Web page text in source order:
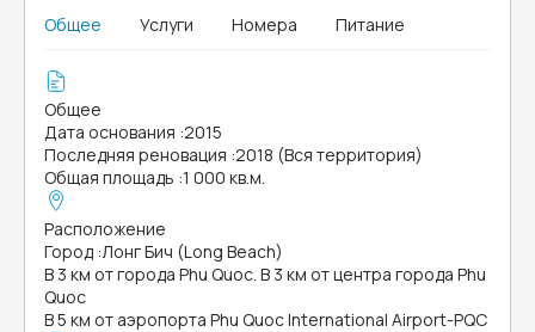
Общее Услуги Номера Питание
Общее
Дата основания :2015
Последняя реновация :2018 (Вся территория)
Общая площадь :1 000 кв.м.
Расположение
Город :Лонг Бич (Long Beach)
В 3 км от города Phu Quoc. В 3 км от центра города Phu
Quoc
В 5 км от аэропорта Phu Quoc International Airport-PQC